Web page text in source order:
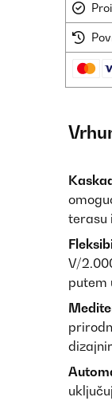
terasu
V/
putem